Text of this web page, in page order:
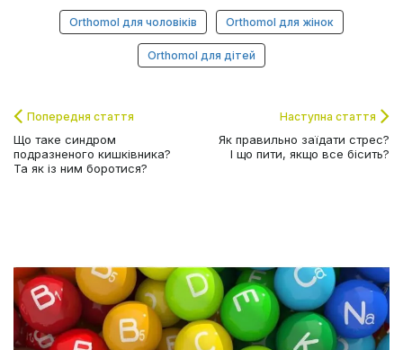
Orthomol для чоловіків Orthomol для жінок
Orthomol для дітей
Попередня стаття
Що таке синдром
подразненого кишківника?
Та як із ним боротися?
Наступна стаття
Як правильно заїдати стрес?
І що пити, якщо все бісить?